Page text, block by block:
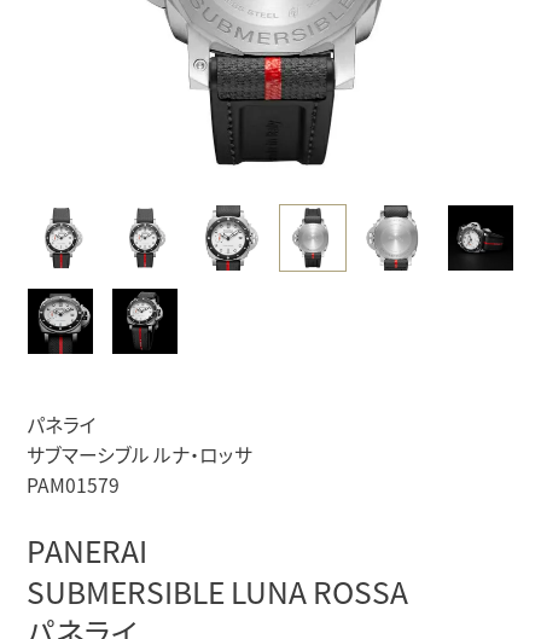
パネライ
サブマーシブル ルナ・ロッサ
PAM01579
PANERAI
SUBMERSIBLE LUNA ROSSA